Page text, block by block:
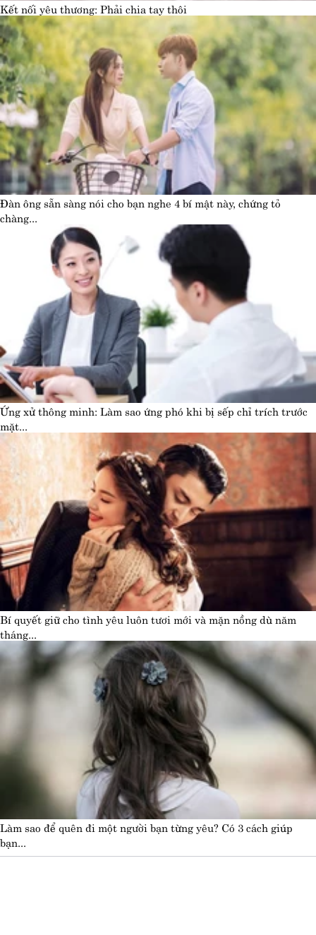
Kết nối yêu thương: Phải chia tay thôi
Đàn ông sẵn sàng nói cho bạn nghe 4 bí mật này, chứng tỏ
chàng...
Ứng xử thông minh: Làm sao ứng phó khi bị sếp chỉ trích trước
mặt...
Bí quyết giữ cho tình yêu luôn tươi mới và mặn nồng dù năm
tháng...
Làm sao để quên đi một người bạn từng yêu? Có 3 cách giúp
bạn...